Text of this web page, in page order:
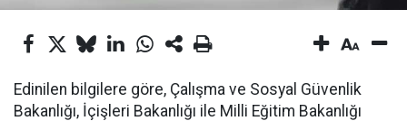
Edinilen bilgilere göre, Çalışma ve Sosyal Güvenlik
Bakanlığı, İçişleri Bakanlığı ile Milli Eğitim Bakanlığı